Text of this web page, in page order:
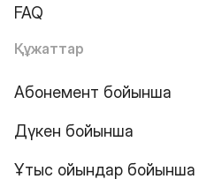
FAQ
Құжаттар
Абонемент бойынша
Дүкен бойынша
Ұтыс ойындар бойынша